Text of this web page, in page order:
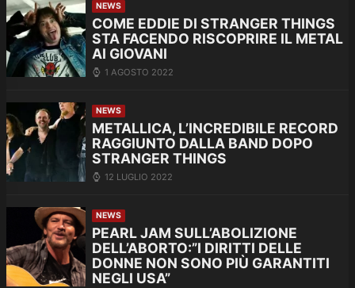
NEWS
COME EDDIE DI STRANGER THINGS
STA FACENDO RISCOPRIRE IL METAL
AI GIOVANI
1 AGOSTO 2022
NEWS
METALLICA, L’INCREDIBILE RECORD
RAGGIUNTO DALLA BAND DOPO
STRANGER THINGS
12 LUGLIO 2022
NEWS
PEARL JAM SULL’ABOLIZIONE
DELL’ABORTO:”I DIRITTI DELLE
DONNE NON SONO PIÙ GARANTITI
NEGLI USA”